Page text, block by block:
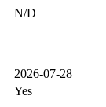
N/D
2026-07-28
Yes